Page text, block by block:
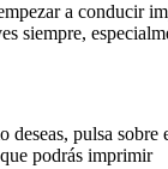
a conducir
siempre,
deseas, pulsa sobre
podrás imprimir